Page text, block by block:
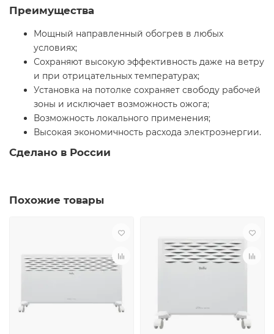
Преимущества
Мощный направленный обогрев в любых
условиях;
Сохраняют высокую эффективность даже на ветру
и при отрицательных температурах;
Установка на потолке сохраняет свободу рабочей
зоны и исключает возможность ожога;
Возможность локального применения;
Высокая экономичность расхода электроэнергии.
Сделано в России
Похожие товары